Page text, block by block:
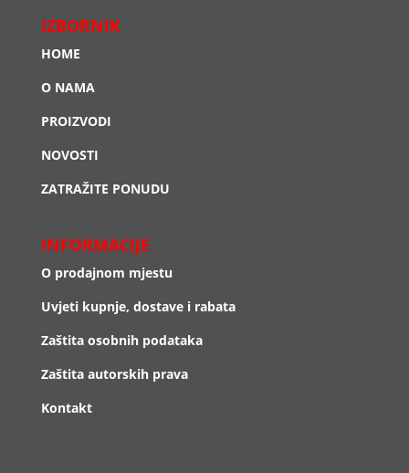
IZBORNIK
HOME
O NAMA
PROIZVODI
NOVOSTI
ZATRAŽITE PONUDU
INFORMACIJE
O prodajnom mjestu
Uvjeti kupnje, dostave i rabata
Zaštita osobnih podataka
Zaštita autorskih prava
Kontakt